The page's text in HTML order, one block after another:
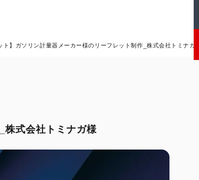
ト】ガソリン計量器メーカー様のリーフレット制作_株式会社トミナガ様
株式会社トミナガ様